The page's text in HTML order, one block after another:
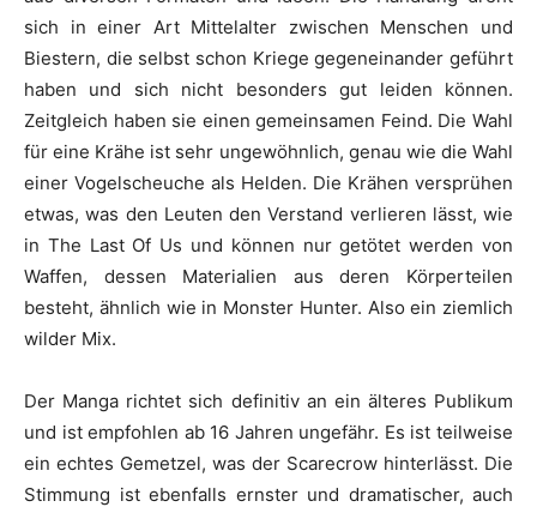
sich in einer Art Mittelalter zwischen Menschen und
Biestern, die selbst schon Kriege gegeneinander geführt
haben und sich nicht besonders gut leiden können.
Zeitgleich haben sie einen gemeinsamen Feind. Die Wahl
für eine Krähe ist sehr ungewöhnlich, genau wie die Wahl
einer Vogelscheuche als Helden. Die Krähen versprühen
etwas, was den Leuten den Verstand verlieren lässt, wie
in The Last Of Us und können nur getötet werden von
Waffen, dessen Materialien aus deren Körperteilen
besteht, ähnlich wie in Monster Hunter. Also ein ziemlich
wilder Mix.
Der Manga richtet sich definitiv an ein älteres Publikum
und ist empfohlen ab 16 Jahren ungefähr. Es ist teilweise
ein echtes Gemetzel, was der Scarecrow hinterlässt. Die
Stimmung ist ebenfalls ernster und dramatischer, auch